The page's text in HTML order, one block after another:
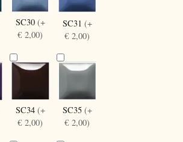
SC30 (+
€ 2,00)
SC31 (+
€ 2,00)
SC34 (+
€ 2,00)
SC35 (+
€ 2,00)